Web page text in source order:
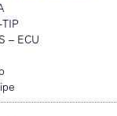
– ECU